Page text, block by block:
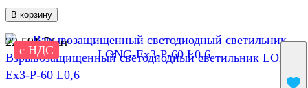
В корзину
с НДС
22 591 ₽/шт
Взрывозащищенный светодиодный светильник LONG-
Ex3-P-60 L0,6